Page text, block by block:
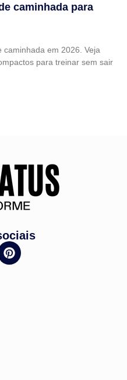
caminhada para
em 2026. Veja
para treinar sem sair